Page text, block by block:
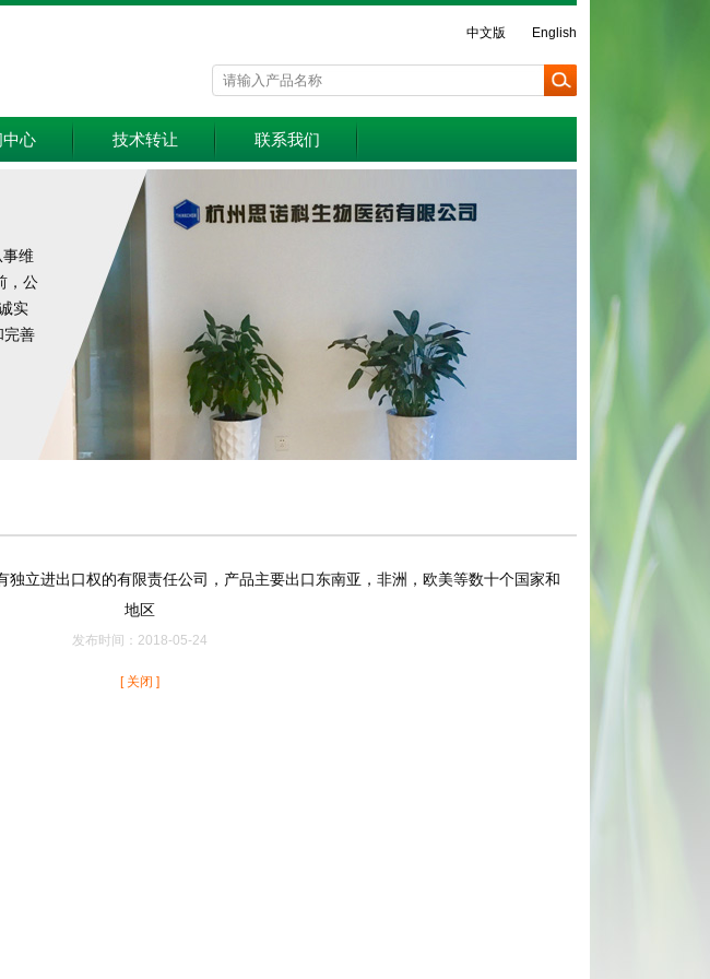
中文版 English
中心 技术转让 联系我们
事维
，公
实
完善
立进出口权的有限责任公司，产品主要出口东南亚，非洲，欧美等数十个国家和
地区
发布时间：2018-05-24
[ 关闭 ]